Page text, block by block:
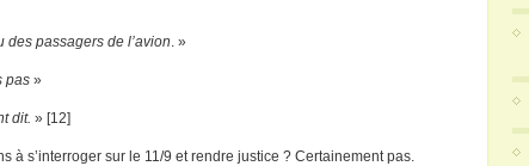
passagers de l’avion. »
pas »
dit. » [12]
à s’interroger sur le 11/9 et rendre justice ? Certainement pas.